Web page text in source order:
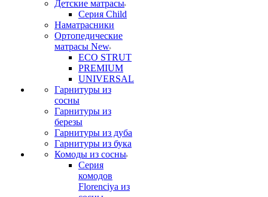
Детские матрасы
Серия Child
Наматрасники
Ортопедические
матрасы New
ECO STRUT
PREMIUM
UNIVERSAL
Гарнитуры из
сосны
Гарнитуры из
березы
Гарнитуры из дуба
Гарнитуры из бука
Комоды из сосны
Серия
комодов
Florenciya из